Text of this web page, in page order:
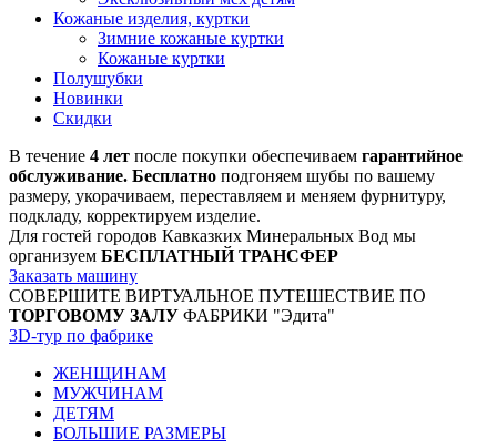
Кожаные изделия, куртки
Зимние кожаные куртки
Кожаные куртки
Полушубки
Новинки
Скидки
В течение 4 лет после покупки обеспечиваем гарантийное
обслуживание. Бесплатно подгоняем шубы по вашему
размеру, укорачиваем, переставляем и меняем фурнитуру,
подкладу, корректируем изделие.
Для гостей городов Кавказких Минеральных Вод мы
организуем БЕСПЛАТНЫЙ ТРАНСФЕР
Заказать машину
СОВЕРШИТЕ ВИРТУАЛЬНОЕ ПУТЕШЕСТВИЕ ПО
ТОРГОВОМУ ЗАЛУ ФАБРИКИ "Эдита"
3D-тур по фабрике
ЖЕНЩИНАМ
МУЖЧИНАМ
ДЕТЯМ
БОЛЬШИЕ РАЗМЕРЫ